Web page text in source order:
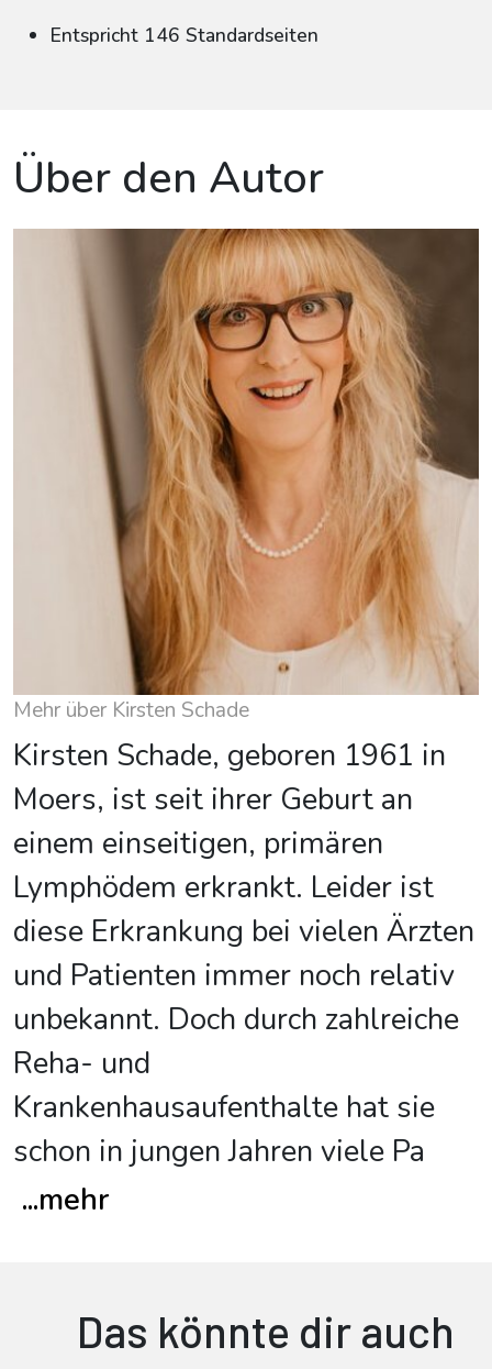
Entspricht 146 Standardseiten
Über den Autor
Mehr über Kirsten Schade
Kirsten Schade, geboren 1961 in
Moers, ist seit ihrer Geburt an
einem einseitigen, primären
Lymphödem erkrankt. Leider ist
diese Erkrankung bei vielen Ärzten
und Patienten immer noch relativ
unbekannt. Doch durch zahlreiche
Reha- und
Krankenhausaufenthalte hat sie
schon in jungen Jahren viele Pa
...mehr
Das könnte dir auch